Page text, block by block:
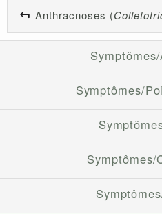
Anthracnoses (
Symptômes/
Symptômes/